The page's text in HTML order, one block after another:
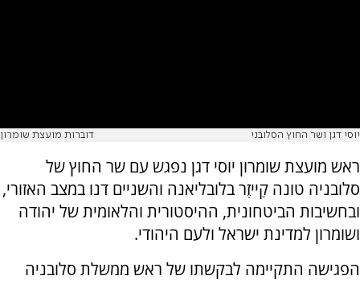
יוסי דגן ושר החוץ הסלובני דוברות מועצת שומרון
ראש מועצת שומרון יוסי דגן נפגש עם שר החוץ של
סלובניה טונה קַייזֶר בלובליאנה והשניים דנו במצב האזורי,
ובחשיבות הביטחונית, ההיסטורית והלאומית של יהודה
ושומרון למדינת ישראל ולעם היהודי.
הפגישה התקיימה לבקשתו של ראש ממשלת סלובניה